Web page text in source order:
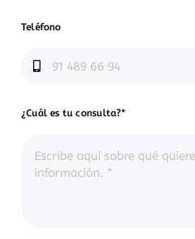
Teléfono
¿Cuál es tu consulta?*